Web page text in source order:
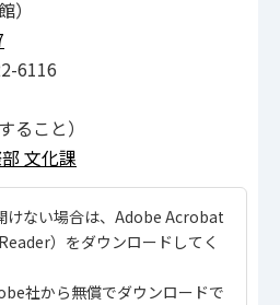
6116
ること）
文化課
けない場合は、Adobe Acrobat
）をダウンロードしてく
社から無償でダウンロードで